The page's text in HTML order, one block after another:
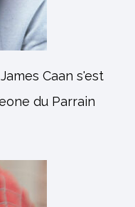
Caan s'est
du Parrain